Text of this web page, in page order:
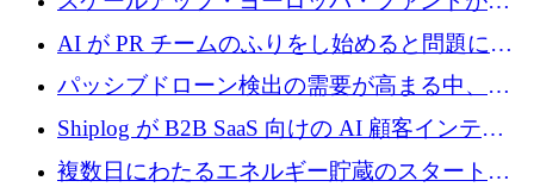
ために2億5,000万ドルのファンドIVを閉鎖
の投資を行い、Iceeyeの10億ユーロのラウンド
を共同主導
AI が PR チームのふりをし始めると問題にな
ります
パッシブドローン検出の需要が高まる中、
Monava が資金調達ラウンドを終了
Shiplog が B2B SaaS 向けの AI 顧客インテリ
ジェンスを構築するために 100 万ドルを調達
複数日にわたるエネルギー貯蔵のスタートア